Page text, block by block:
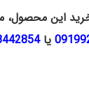
این محصول، می
یا